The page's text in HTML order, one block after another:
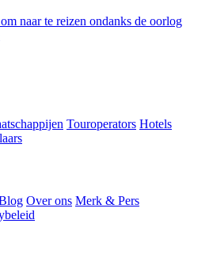
naar te reizen ondanks de oorlog
Touroperators Hotels
Over ons Merk & Pers